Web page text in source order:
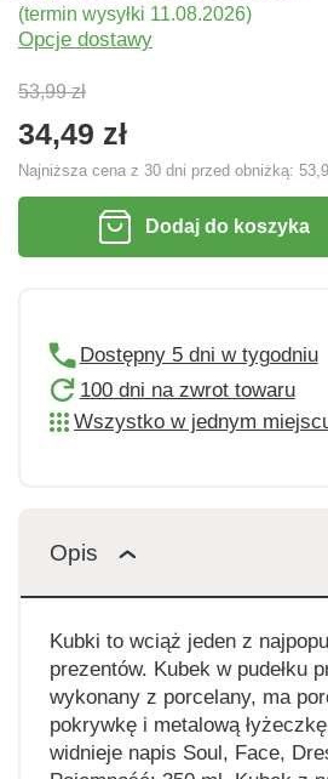
53,99 zł
34,49 zł
Najniższa cena z 30 dni przed obniżką:
(termin wysyłki 11.08.2026)
Opcje dostawy
Dodaj do koszyka
Dostępny 5 dni w tygodniu
100 dni na zwrot towaru
Wszystko w jednym
Opis
Kubki to wciąż jeden z
prezentów. Kubek w pudełku
wykonany z porcelany, ma
pokrywkę i metalową
widnieje napis Soul, Face,